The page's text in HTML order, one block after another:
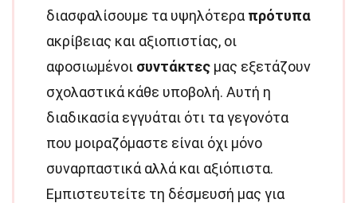
διασφαλίσουμε τα υψηλότερα πρότυπα
ακρίβειας και αξιοπιστίας, οι
αφοσιωμένοι συντάκτες μας εξετάζουν
σχολαστικά κάθε υποβολή. Αυτή η
διαδικασία εγγυάται ότι τα γεγονότα
που μοιραζόμαστε είναι όχι μόνο
συναρπαστικά αλλά και αξιόπιστα.
Εμπιστευτείτε τη δέσμευσή μας για